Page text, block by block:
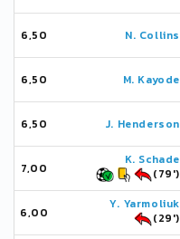
6,50 N. Collins
6,50 M. Kayode
6,50 J. Henderson
7,00
K. Schade
(79')
6,00
Y. Yarmoliuk
(29')